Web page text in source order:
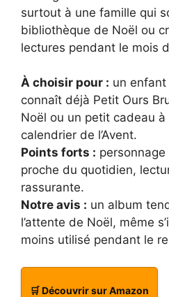
surtout à une famille qui
bibliothèque de Noël ou
lectures pendant le mois
À choisir pour : un
connaît déjà Petit Ours
Noël ou un petit cadeau
calendrier de l’Avent.
Points forts :
proche du quotidien,
rassurante.
Notre avis : un album
l’attente de Noël, même
moins utilisé pendant le
🛒 Découvrir sur Amazon